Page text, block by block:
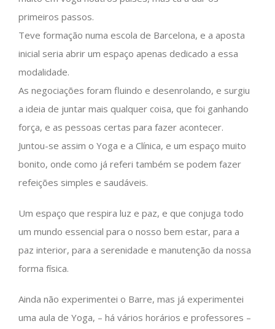
primeiros passos.
Teve formação numa escola de Barcelona, e a aposta
inicial seria abrir um espaço apenas dedicado a essa
modalidade.
As negociações foram fluindo e desenrolando, e surgiu
a ideia de juntar mais qualquer coisa, que foi ganhando
força, e as pessoas certas para fazer acontecer.
Juntou-se assim o Yoga e a Clínica, e um espaço muito
bonito, onde como já referi também se podem fazer
refeições simples e saudáveis.
Um espaço que respira luz e paz, e que conjuga todo
um mundo essencial para o nosso bem estar, para a
paz interior, para a serenidade e manutenção da nossa
forma física.
Ainda não experimentei o Barre, mas já experimentei
uma aula de Yoga, – há vários horários e professores –